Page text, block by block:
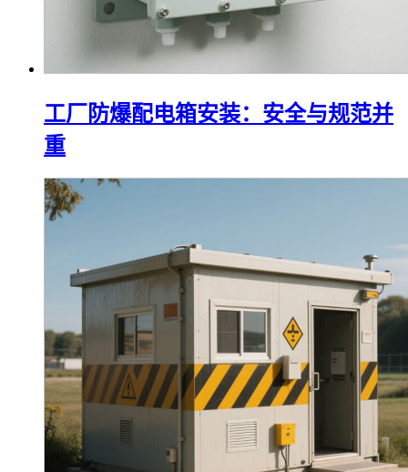
工厂防爆配电箱安装：安全与规范并
重